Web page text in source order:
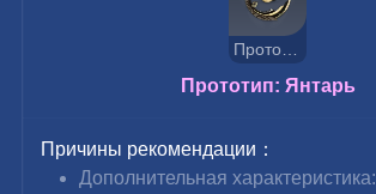
Прототип: Янтарь
Прототип: Янтарь
Причины рекомендации：
Дополнительная характеристика: